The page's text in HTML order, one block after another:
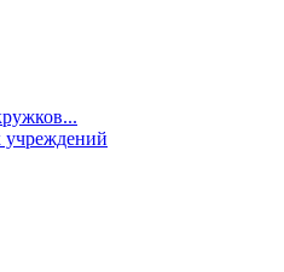
учреждений